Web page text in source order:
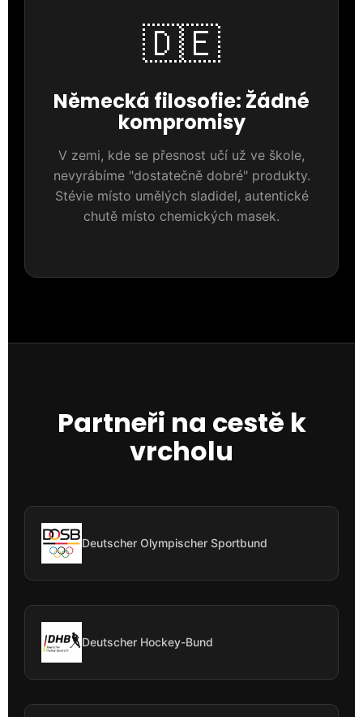
🇩🇪
Německá filosofie: Žádné
kompromisy
V zemi, kde se přesnost učí už ve škole,
nevyrábíme "dostatečně dobré" produkty.
Stévie místo umělých sladidel, autentické
chutě místo chemických masek.
Partneři na cestě k
vrcholu
Deutscher Olympischer Sportbund
Deutscher Hockey-Bund